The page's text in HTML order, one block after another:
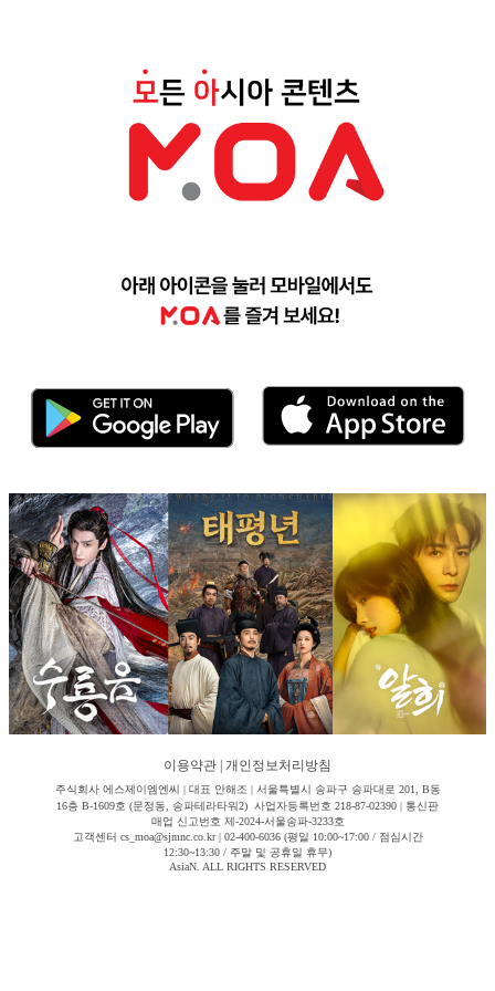
이용약관 개인정보처리방침
주식회사 에스제이엠엔씨 | 대표 안해조 | 서울특별시 송파구 송파대로 201, B동
16층 B-1609호 (문정동, 송파테라타워2) 사업자등록번호 218-87-02390 | 통신판
매업 신고번호 제-2024-서울송파-3233호
고객센터 cs_moa@sjmnc.co.kr | 02-400-6036 (평일 10:00~17:00 / 점심시간
12:30~13:30 / 주말 및 공휴일 휴무)
AsiaN. ALL RIGHTS RESERVED